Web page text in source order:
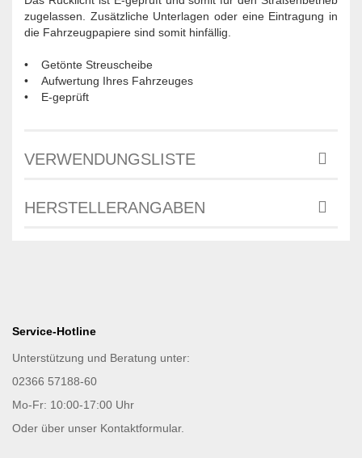
zugelassen. Zusätzliche Unterlagen oder eine Eintragung in
die Fahrzeugpapiere sind somit hinfällig.
• Getönte Streuscheibe
• Aufwertung Ihres Fahrzeuges
• E-geprüft
VERWENDUNGSLISTE
HERSTELLERANGABEN
Service-Hotline
Unterstützung und Beratung unter:
02366 57188-60
Mo-Fr: 10:00-17:00 Uhr
Oder über unser Kontaktformular.